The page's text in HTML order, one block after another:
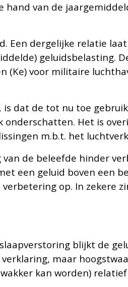
hand van de
Een dergelijke relatie
geluidsbelasting.
voor militaire
is dat de tot nu toe
Het is
m.b.t. het
van de beleefde hinder
een geluid boven een
op. In zekere
blijkt de
maar
kan worden)